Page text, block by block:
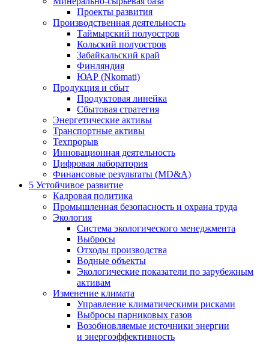
Проекты развития
Производственная деятельность
Таймырский полуостров
Кольский полуостров
Забайкальский край
Финляндия
ЮАР (Nkomati)
Продукция и сбыт
Продуктовая линейка
Сбытовая стратегия
Энергетические активы
Транспортные активы
Техпрорыв
Инновационная деятельность
Цифровая лаборатория
Финансовые результаты (MD&A)
5 Устойчивое развитие
Кадровая политика
Промышленная безопасность и охрана труда
Экология
Система экологического менеджмента
Выбросы
Отходы производства
Водные объекты
Экологические показатели по зарубежным
активам
Изменение климата
Управление климатическими рисками
Выбросы парниковых газов
Возобновляемые источники энергии
и энергоэффективность